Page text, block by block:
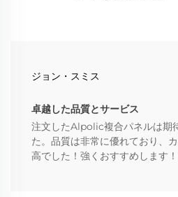
ジョン・スミス
卓越した品質とサービス
注文したAlpolic複合パネルは期
た。品質は非常に優れており、
高でした！強くおすすめします！